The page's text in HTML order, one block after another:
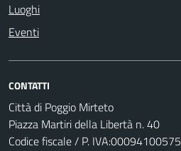
Luoghi
Eventi
CONTATTI
Città di Poggio Mirteto
Piazza Martiri della Libertà n. 40
Codice fiscale / P. IVA:00094100575